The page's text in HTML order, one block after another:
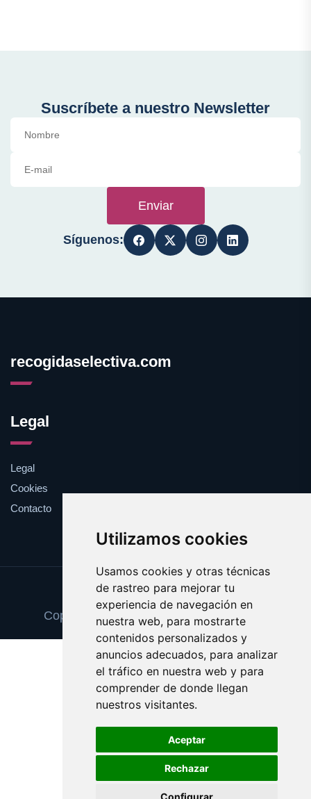
Utilizamos cookies
Usamos cookies y otras técnicas
de rastreo para mejorar tu
experiencia de navegación en
nuestra web, para mostrarte
contenidos personalizados y
anuncios adecuados, para analizar
el tráfico en nuestra web y para
comprender de donde llegan
nuestros visitantes.
Aceptar
Rechazar
Configurar
Suscríbete a nuestro Newsletter
Enviar
Síguenos:
recogidaselectiva.com
Legal
Legal
Cookies
Contacto
Update cookies preferences
Copyright © 2025 recogidaselectiva.com